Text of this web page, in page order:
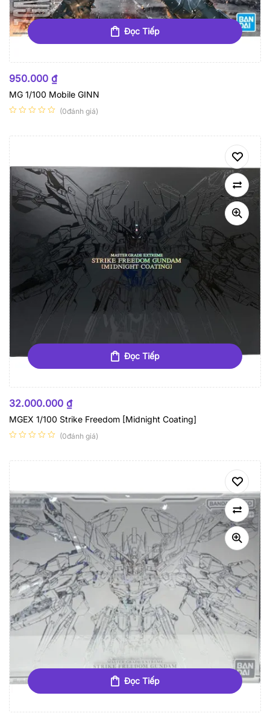
Đọc Tiếp
950.000 ₫
MG 1/100 Mobile GINN
(0đánh giá)
Đọc Tiếp
32.000.000 ₫
MGEX 1/100 Strike Freedom [Midnight Coating]
(0đánh giá)
Đọc Tiếp